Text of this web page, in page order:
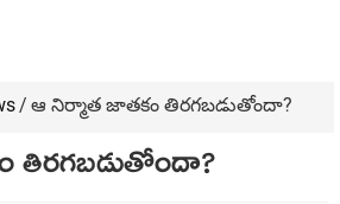
/ ఆ నిర్మాత జాతకం తిరగబడుతోందా?
తిరగబడుతోందా?